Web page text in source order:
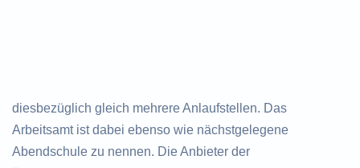
diesbezüglich gleich mehrere Anlaufstellen. Das
Arbeitsamt ist dabei ebenso wie nächstgelegene
Abendschule zu nennen. Die Anbieter der